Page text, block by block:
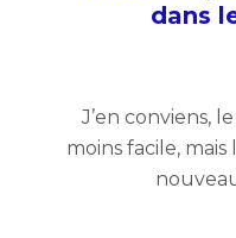
dans
J’en conviens,
moins facile,